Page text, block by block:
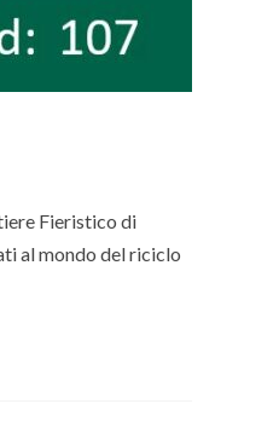
Fieristico di
al mondo del riciclo